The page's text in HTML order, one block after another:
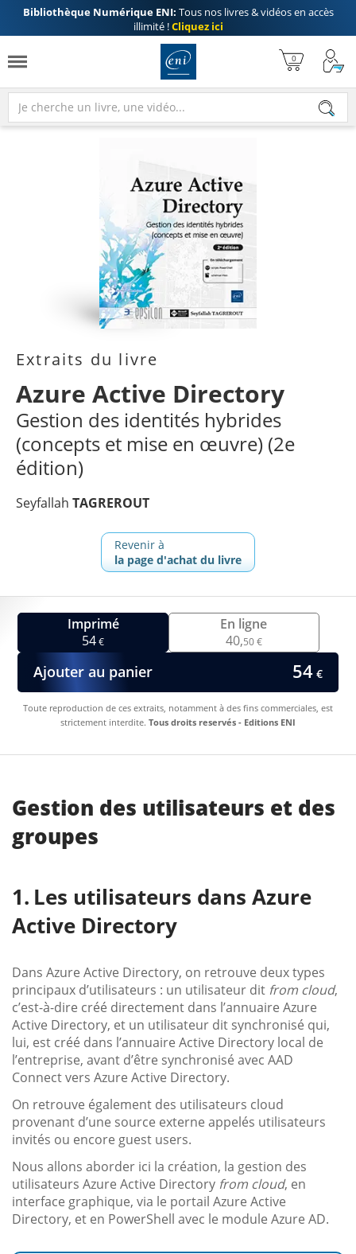
Bibliothèque Numérique ENI: Tous nos livres & vidéos en accès
illimité !Cliquez ici
Extraits du livre
Azure Active Directory
Gestion des identités hybrides
(concepts et mise en œuvre) (2e
édition)
Seyfallah TAGREROUT
Revenir à
la page d'achat du livre
Imprimé
54€
En ligne
40,50 €
Ajouter au panier 54€
Toute reproduction de ces extraits, notamment à des fins commerciales, est
strictement interdite. Tous droits reservés - Editions ENI
Gestion des utilisateurs et des
groupes
Les utilisateurs dans Azure
Active Directory
Dans Azure Active Directory, on retrouve deux types
principaux d’utilisateurs : un utilisateur dit from cloud,
c’est-à-dire créé directement dans l’annuaire Azure
Active Directory, et un utilisateur dit synchronisé qui,
lui, est créé dans l’annuaire Active Directory local de
l’entreprise, avant d’être synchronisé avec AAD
Connect vers Azure Active Directory.
On retrouve également des utilisateurs cloud
provenant d’une source externe appelés utilisateurs
invités ou encore guest users.
Nous allons aborder ici la création, la gestion des
utilisateurs Azure Active Directory from cloud, en
interface graphique, via le portail Azure Active
Directory, et en PowerShell avec le module Azure AD.